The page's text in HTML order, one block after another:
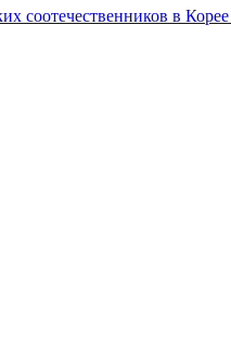
в Корее